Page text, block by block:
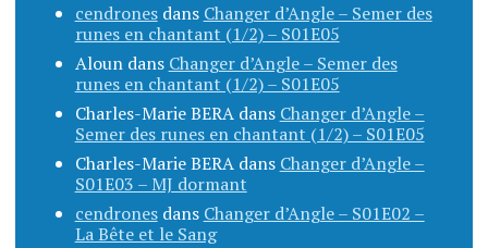
cendronesdans Changer d’Angle – Semer des
runes en chantant (1/2) – S01E05
Aloundans Changer d’Angle – Semer des
runes en chantant (1/2) – S01E05
Charles-Marie BERAdans Changer d’Angle –
Semer des runes en chantant (1/2) – S01E05
Charles-Marie BERAdans Changer d’Angle –
S01E03 – MJ dormant
cendronesdans Changer d’Angle – S01E02 –
La Bête et le Sang